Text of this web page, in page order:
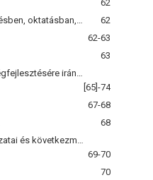
62
62
62-63
63
[65]-74
67-68
68
69-70
70